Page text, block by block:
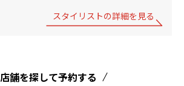
スタイリストの詳細を見る
店舗を探して予約する